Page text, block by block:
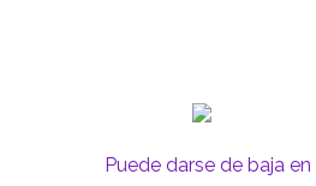
Puede darse de baja